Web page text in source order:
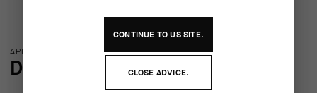
APERÇU DE LA TECHNOLOGIE
DÉTAILS DE FABRICATION
CONTINUE TOUSSITE.
CLOSE ADVICE.